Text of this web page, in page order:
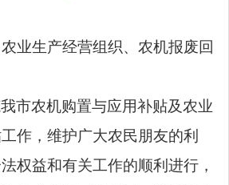
业生产经营组织、农机报废回
市农机购置与应用补贴及农业
作，维护广大农民朋友的利
权益和有关工作的顺利进行，